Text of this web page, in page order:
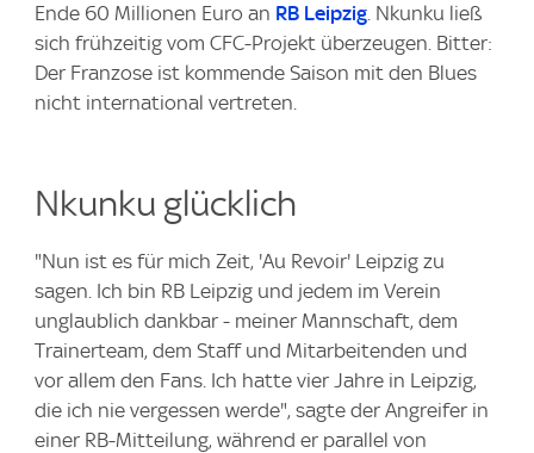
Ende 60 Millionen Euro an RB Leipzig. Nkunku ließ
sich frühzeitig vom CFC-Projekt überzeugen. Bitter:
Der Franzose ist kommende Saison mit den Blues
nicht international vertreten.
Nkunku glücklich
"Nun ist es für mich Zeit, 'Au Revoir' Leipzig zu
sagen. Ich bin RB Leipzig und jedem im Verein
unglaublich dankbar - meiner Mannschaft, dem
Trainerteam, dem Staff und Mitarbeitenden und
vor allem den Fans. Ich hatte vier Jahre in Leipzig,
die ich nie vergessen werde", sagte der Angreifer in
einer RB-Mitteilung, während er parallel von